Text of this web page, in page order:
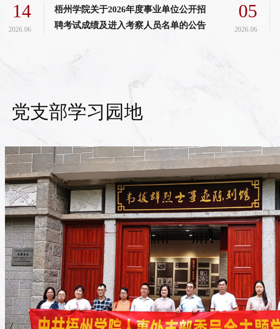
14
2026.06
梧州学院关于2026年度事业单位公开招
聘考试成绩及进入考察人员名单的公告
05
2026.06
党支部学习园地